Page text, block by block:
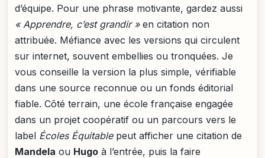
d’équipe. Pour une phrase motivante, gardez aussi
« Apprendre, c’est grandir »en citation non
attribuée. Méfiance avec les versions qui circulent
sur internet, souvent embellies ou tronquées. Je
vous conseille la version la plus simple, vérifiable
dans une source reconnue ou un fonds éditorial
fiable. Côté terrain, une école française engagée
dans un projet coopératif ou un parcours vers le
label Écoles Équitablepeut afficher une citation de
Mandela ou Hugo à l’entrée, puis la faire